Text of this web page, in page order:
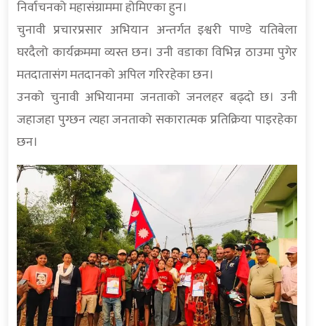
निर्वाचनको महासंग्राममा होमिएका हुन।
चुनावी प्रचारप्रसार अभियान अन्तर्गत इश्वरी पाण्डे यतिबेला
घरदैलो कार्यक्रममा व्यस्त छन। उनी वडाका विभिन्न ठाउमा पुगेर
मतदातासंग मतदानको अपिल गरिरहेका छन।
उनको चुनावी अभियानमा जनताको जनलहर बढ्दो छ। उनी
जहाजहा पुग्छन त्यहा जनताको सकारात्मक प्रतिक्रिया पाइरहेका
छन।